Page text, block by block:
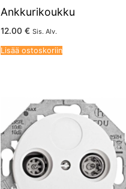
Ankkurikoukku
12.00 € Sis. Alv.
Lisää ostoskoriin